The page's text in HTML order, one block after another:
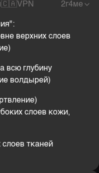
🇨🇦VPN 2г4ме
верхних слоев
всю глубину
волдырей)
слоев кожи,
слоев тканей